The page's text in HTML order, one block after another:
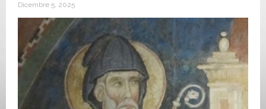
Dicembre 5, 2025